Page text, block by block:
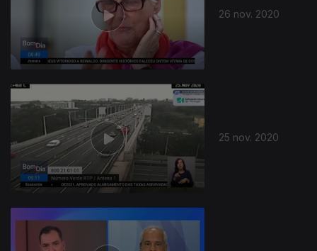
26 nov. 2020
25 nov. 2020